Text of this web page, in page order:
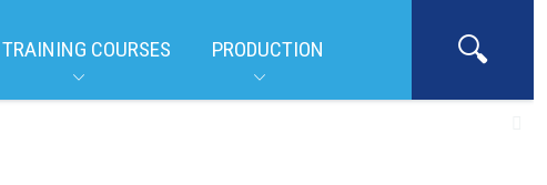
TRAINING COURSES PRODUCTION